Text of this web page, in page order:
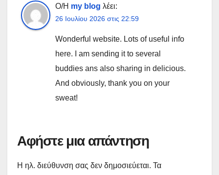
Ο/Η my blog λέει:
26 Ιουλίου 2026 στις 22:59
Wonderful website. Lots of useful info
here. I am sending it to several
buddies ans also sharing in delicious.
And obviously, thank you on your
sweat!
Αφήστε μια απάντηση
Η ηλ. διεύθυνση σας δεν δημοσιεύεται. Τα